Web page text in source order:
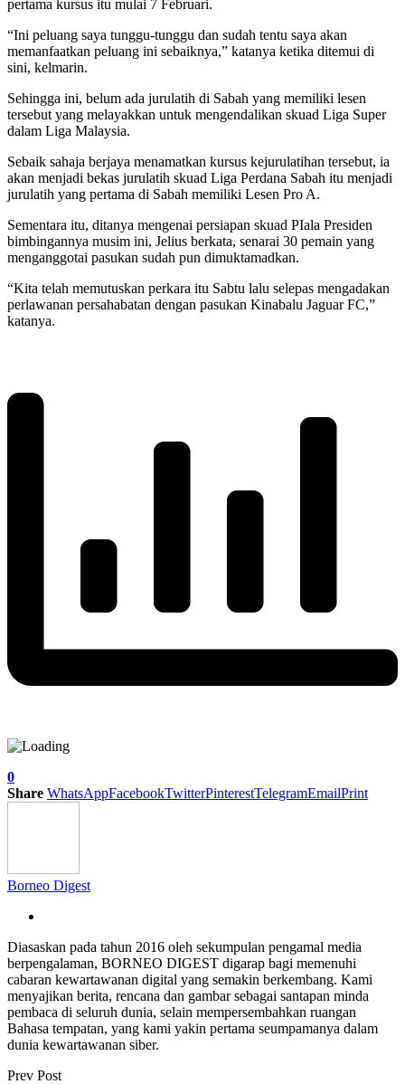
pertama kursus itu mulai 7 Februari.
“Ini peluang saya tunggu-tunggu dan sudah tentu saya akan
memanfaatkan peluang ini sebaiknya,” katanya ketika ditemui di
sini, kelmarin.
Sehingga ini, belum ada jurulatih di Sabah yang memiliki lesen
tersebut yang melayakkan untuk mengendalikan skuad Liga Super
dalam Liga Malaysia.
Sebaik sahaja berjaya menamatkan kursus kejurulatihan tersebut, ia
akan menjadi bekas jurulatih skuad Liga Perdana Sabah itu menjadi
jurulatih yang pertama di Sabah memiliki Lesen Pro A.
Sementara itu, ditanya mengenai persiapan skuad PIala Presiden
bimbingannya musim ini, Jelius berkata, senarai 30 pemain yang
menganggotai pasukan sudah pun dimuktamadkan.
“Kita telah memutuskan perkara itu Sabtu lalu selepas mengadakan
perlawanan persahabatan dengan pasukan Kinabalu Jaguar FC,”
katanya.
0
Share WhatsAppFacebookTwitterPinterestTelegramEmailPrint
Borneo Digest
Diasaskan pada tahun 2016 oleh sekumpulan pengamal media
berpengalaman, BORNEO DIGEST digarap bagi memenuhi
cabaran kewartawanan digital yang semakin berkembang. Kami
menyajikan berita, rencana dan gambar sebagai santapan minda
pembaca di seluruh dunia, selain mempersembahkan ruangan
Bahasa tempatan, yang kami yakin pertama seumpamanya dalam
dunia kewartawanan siber.
Prev Post